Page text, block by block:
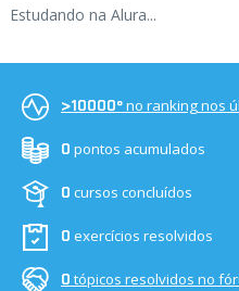
Estudando na Alura...
>10000ºno ranking nos
0 pontos acumulados
0 cursos concluídos
0 exercícios resolvidos
0 tópicos resolvidos no